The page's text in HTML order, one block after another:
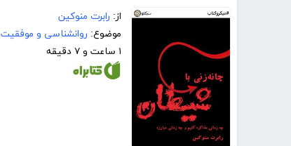
از: رابرت منوکین
موضوع: روانشناسی و موفقیت
۱ ساعت و ۷ دقیقه